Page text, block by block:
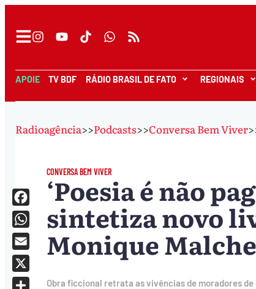
APOIE TV BDF RÁDIO BRASIL DE FATO REGIONAIS
Radioagência>>Podcasts>>Conversa Bem Viver
CONVERSA BEM VIVER
‘Poesia é não
sintetiza novo
Monique
Obra ficcional retrata as vivências de moradores
Facebook
WhatsApp
Email
X